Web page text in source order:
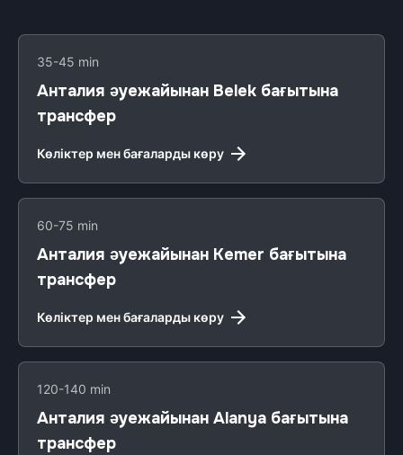
35-45 min
Анталия әуежайынан Belek бағытына
трансфер
Көліктер мен бағаларды көру
60-75 min
Анталия әуежайынан Kemer бағытына
трансфер
Көліктер мен бағаларды көру
120-140 min
Анталия әуежайынан Alanya бағытына
трансфер